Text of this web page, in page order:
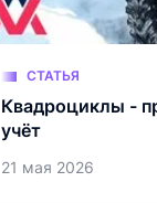
СТАТЬЯ
Квадроциклы -
учёт
21 мая 2026